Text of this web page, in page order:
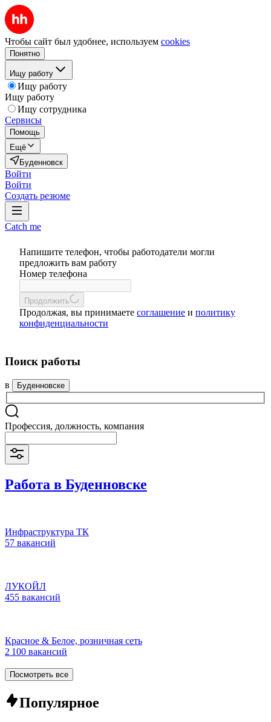
Чтобы сайт был удобнее, используем cookies
Понятно
Ищу работу
Ищу работу
Ищу работу
Ищу сотрудника
Сервисы
Помощь
Ещё
Буденновск
Войти
Войти
Создать резюме
Catch me
Напишите телефон, чтобы работодатели могли
предложить вам работу
Номер телефона
Продолжить
Продолжая, вы принимаете соглашение и политику
конфиденциальности
Поиск работы
в Буденновске
Профессия, должность, компания
Работа в Буденновске
Инфраструктура ТК
57 вакансий
ЛУКОЙЛ
455 вакансий
Красное & Белое, розничная сеть
2 100 вакансий
Посмотреть все
Популярное